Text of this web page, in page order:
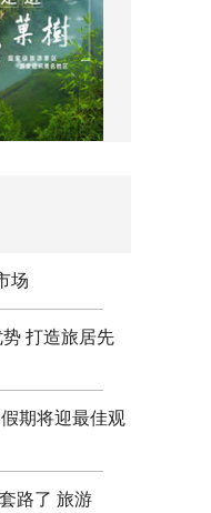
场
打造旅居先
期将迎最佳观
路了 旅游